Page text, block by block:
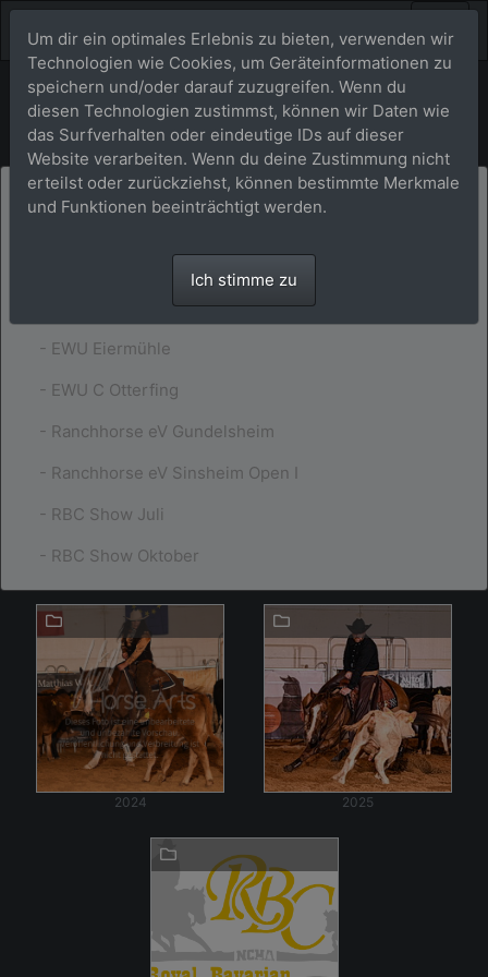
Turniere
Showfotos aus 2023 bitte separat per Email
- EWU Eiermühle
- EWU C Otterfing
- Ranchhorse eV Gundelsheim
- Ranchhorse eV Sinsheim Open I
- RBC Show Juli
- RBC Show Oktober
2024 2025
Um dir ein optimales Erlebnis zu bieten, verwenden wir
Technologien wie Cookies, um Geräteinformationen zu
speichern und/oder darauf zuzugreifen. Wenn du
diesen Technologien zustimmst, können wir Daten wie
das Surfverhalten oder eindeutige IDs auf dieser
Website verarbeiten. Wenn du deine Zustimmung nicht
erteilst oder zurückziehst, können bestimmte Merkmale
und Funktionen beeinträchtigt werden.
Ich stimme zu